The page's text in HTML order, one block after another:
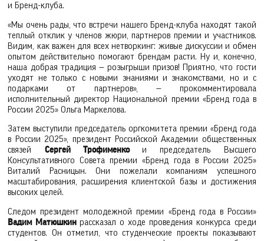
и Бренд-клуба.
«Мы очень рады, что встречи нашего Бренд-клуба находят такой
теплый отклик у членов жюри, партнеров премии и участников.
Видим, как важен для всех нетворкинг: живые дискуссии и обмен
опытом действительно помогают брендам расти. Ну и, конечно,
наша добрая традиция — розыгрыши призов! Приятно, что гости
уходят не только с новыми знаниями и знакомствами, но и с
подарками от партнеров», — прокомментировала
исполнительный директор Национальной премии «Бренд года в
России 2025» Ольга Маркелова.
Затем выступили председатель оргкомитета премии «Бренд года
в России 2025», президент Российской Академии общественных
связей Сергей Трофименкои председатель Высшего
Консультативного Совета премии «Бренд года в России 2025»
Виталий Расницын. Они пожелали компаниям успешного
масштабирования, расширения клиентской базы и достижения
высоких целей.
Следом президент молодежной премии «Бренд года в России»
Вадим Матюшкин рассказал о ходе проведения конкурса среди
студентов. Он отметил, что студенческие проекты показывают